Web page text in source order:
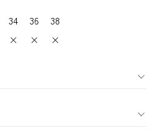
34 36
38
× × ×